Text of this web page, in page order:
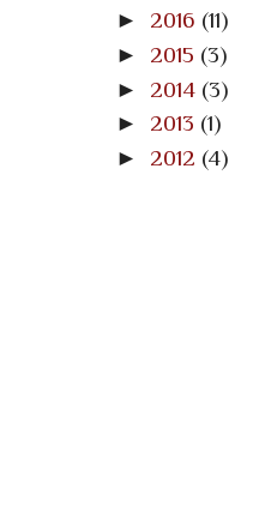
► 2016 (11)
► 2015 (3)
► 2014 (3)
► 2013 (1)
► 2012 (4)